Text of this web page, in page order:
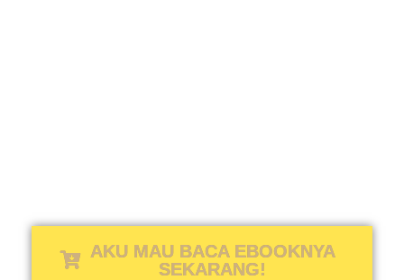
AKU MAU BACA EBOOKNYA
SEKARANG!